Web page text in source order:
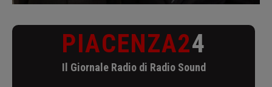
PIACENZA24
Il Giornale Radio di Radio Sound